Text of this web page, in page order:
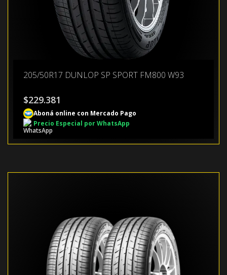
205/50R17 DUNLOP SP SPORT FM800 W93
$229.381
Aboná online con Mercado Pago
Precio Especial por WhatsApp